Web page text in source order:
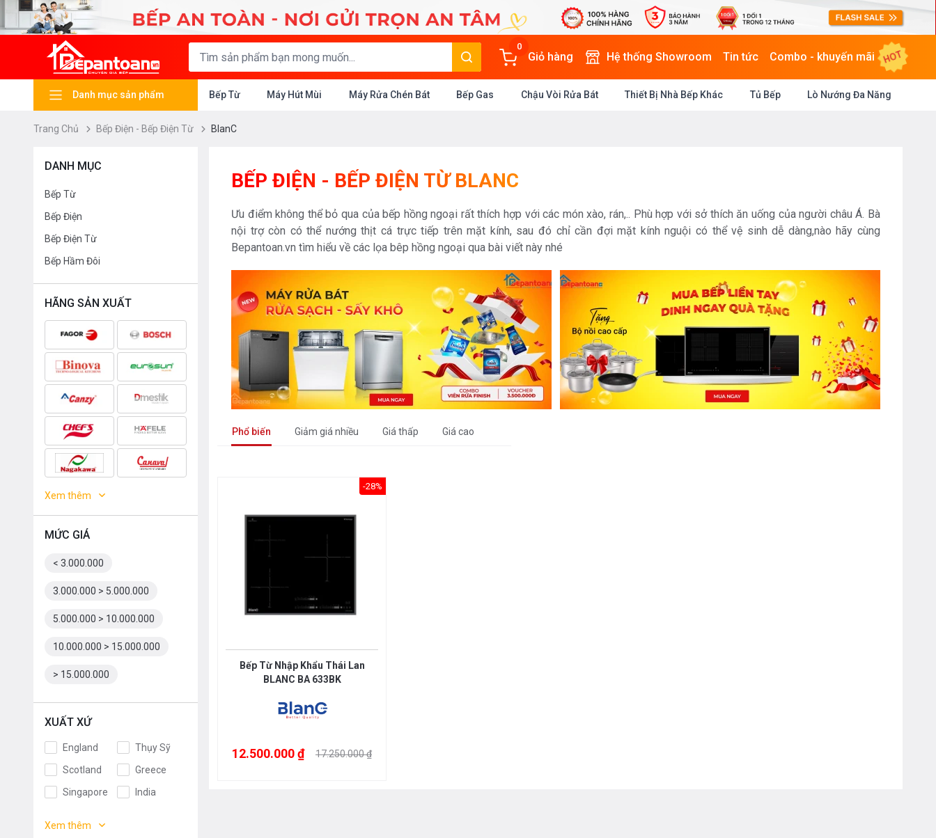
0
Giỏ hàng Hệ thống Showroom Tin tức Combo - khuyến mãi HOT
Danh mục sản phẩm Bếp Từ Máy Hút Mùi Máy Rửa Chén Bát Bếp Gas Chậu Vòi Rửa Bát Thiết Bị Nhà Bếp Khác Tủ Bếp Lò Nướng Đa Năng
Trang Chủ Bếp Điện - Bếp Điện Từ BlanC
DANH MỤC
Bếp Từ
Bếp Điện
Bếp Điện Từ
Bếp Hầm Đôi
HÃNG SẢN XUẤT
Xem thêm
MỨC GIÁ
< 3.000.000
3.000.000 > 5.000.000
5.000.000 > 10.000.000
10.000.000 > 15.000.000
> 15.000.000
XUẤT XỨ
England
Thụy Sỹ
Scotland
Greece
Singapore
India
Xem thêm
BẾP ĐIỆN - BẾP ĐIỆN TỪ BLANC
Ưu điểm không thể bỏ qua của bếp hồng ngoại rất thích hợp với các món xào, rán,.. Phù hợp với sở thích ăn uống của người châu Á. Bà
nội trợ còn có thể nướng thịt cá trực tiếp trên mặt kính, sau đó chỉ cần đợi mặt kính nguội có thể vệ sinh dễ dàng,nào hãy cùng
Bepantoan.vn tìm hiểu về các lọa bêp hồng ngoại qua bài viết này nhé
Phổ biến Giảm giá nhiều Giá thấp Giá cao
-28%
Bếp Từ Nhập Khẩu Thái Lan
BLANC BA 633BK
12.500.000 ₫ 17.250.000 ₫